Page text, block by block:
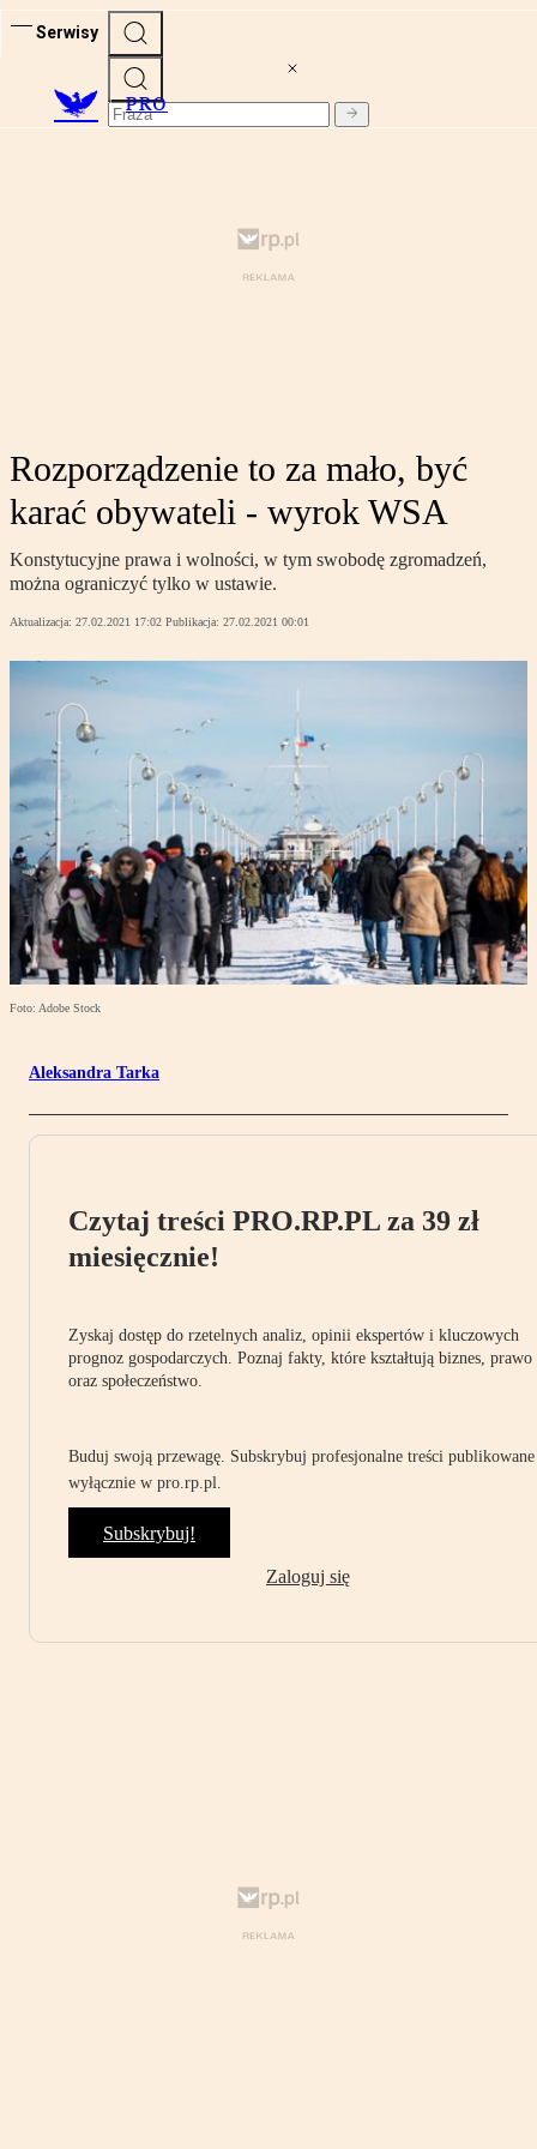
Serwisy
PRO
Rozporządzenie to za mało, być
karać obywateli - wyrok WSA
Konstytucyjne prawa i wolności, w tym swobodę zgromadzeń,
można ograniczyć tylko w ustawie.
Aktualizacja: 27.02.2021 17:02 Publikacja: 27.02.2021 00:01
Foto: Adobe Stock
Aleksandra Tarka
Czytaj treści PRO.RP.PL za 39 zł
miesięcznie!
Zyskaj dostęp do rzetelnych analiz, opinii ekspertów i kluczowych
prognoz gospodarczych. Poznaj fakty, które kształtują biznes, prawo
oraz społeczeństwo.
Buduj swoją przewagę. Subskrybuj profesjonalne treści publikowane
wyłącznie w pro.rp.pl.
Subskrybuj!
Zaloguj się